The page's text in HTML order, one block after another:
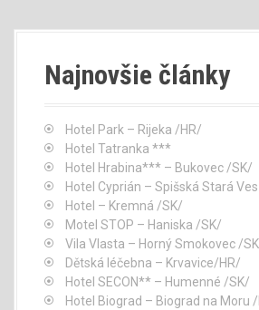
Najnovšie články
Hotel Park – Rijeka /HR/
Hotel Tatranka ***
Hotel Hrabina*** – Bukovec /SK/
Hotel Cyprián – Spišská Stará
Hotel – Kremná /SK/
Motel STOP – Haniska /SK/
Vila Vlasta – Horný Smokovec /
Dětská léčebna – Krvavice/HR/
Hotel SECON** – Humenné /SK/
Hotel Biograd – Biograd na Moru